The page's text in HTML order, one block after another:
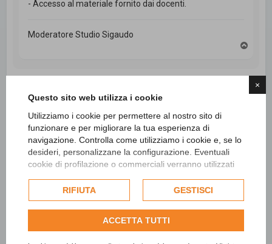
×
Questo sito web utilizza i cookie
Utilizziamo i cookie per permettere al nostro sito di
funzionare e per migliorare la tua esperienza di
navigazione. Controlla come utilizziamo i cookie e, se lo
desideri, personalizzane la configurazione. Eventuali
cookie di profilazione o commerciali verranno utilizzati
dell'utente e, se consentito, potrebbero essere utilizzati
per personalizzare gli annunci pubblicitari. Per ulteriori
informazioni su come Google utilizza i dati raccolti,
politica sulla privacy di Google
RIFIUTA GESTISCI
ACCETTA TUTTI
- Accesso al materiale fornito dai docenti.
Moderatore Studio Sigaudo
Rispondi
1 messaggio • Pagina1 di1
Vai a